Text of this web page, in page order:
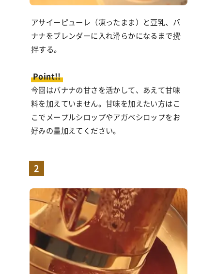
アサイーピューレ（凍ったまま）と豆乳、バ
ナナをブレンダーに入れ滑らかになるまで攪
拌する。
Point!!
今回はバナナの甘さを活かして、あえて甘味
料を加えていません。甘味を加えたい方はこ
こでメープルシロップやアガベシロップをお
好みの量加えてください。
2